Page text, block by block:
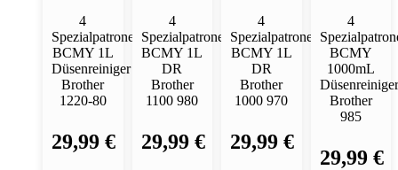
4
Spezialpatronen
BCMY 1L
Düsenreiniger
Brother
1220-80
29,99 €
4
Spezialpatronen
BCMY 1L
DR
Brother
1100 980
29,99 €
4
Spezialpatronen
BCMY 1L
DR
Brother
1000 970
29,99 €
4
BCMY
1000mL
Düsenreiniger
Brother
985
29,99 €